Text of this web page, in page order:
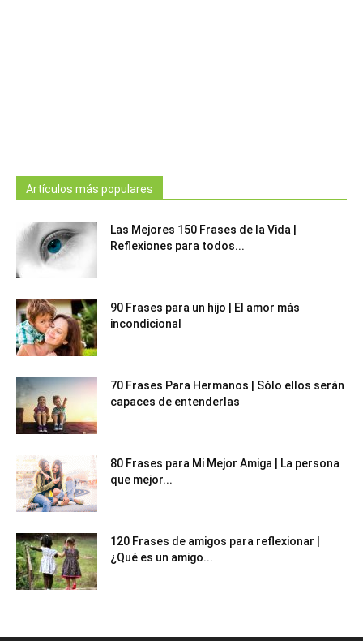
Artículos más populares
Las Mejores 150 Frases de la Vida |
Reflexiones para todos...
90 Frases para un hijo | El amor más
incondicional
70 Frases Para Hermanos | Sólo ellos serán
capaces de entenderlas
80 Frases para Mi Mejor Amiga | La persona
que mejor...
120 Frases de amigos para reflexionar |
¿Qué es un amigo...